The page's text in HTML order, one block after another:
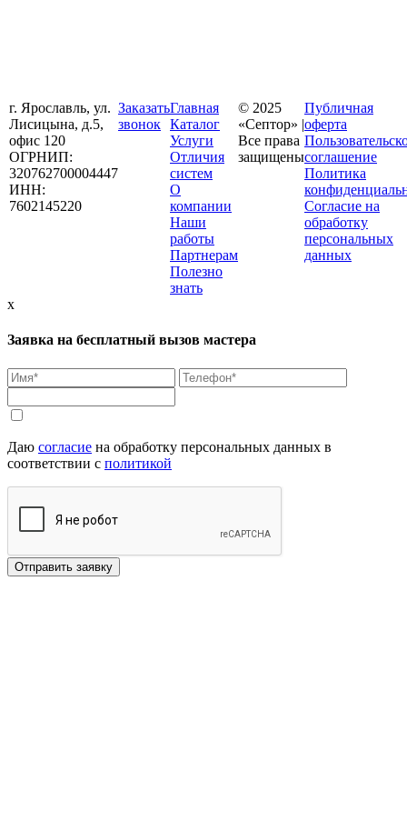
г. Ярославль, ул.
Лисицына, д.5,
офис 120
ОГРНИП:
320762700004447
ИНН:
7602145220
Заказать
звонок
Главная
Каталог
Услуги
Отличия
систем
О
компании
Наши
работы
Партнерам
Полезно
знать
© 2025
«Септор» |
Все права
защищены
Публичная
оферта
соглашение
Политика
Согласие на
обработку
персональных
данных
x
Заявка на бесплатный вызов мастера
Даю согласие на обработку персональных данных в
соответствии с политикой
Отправить заявку